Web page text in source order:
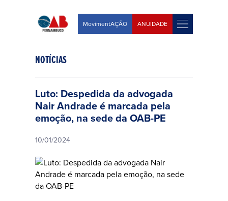
MovimentAÇÃO ANUIDADE
NOTÍCIAS
Luto: Despedida da advogada
Nair Andrade é marcada pela
emoção, na sede da OAB-PE
10/01/2024